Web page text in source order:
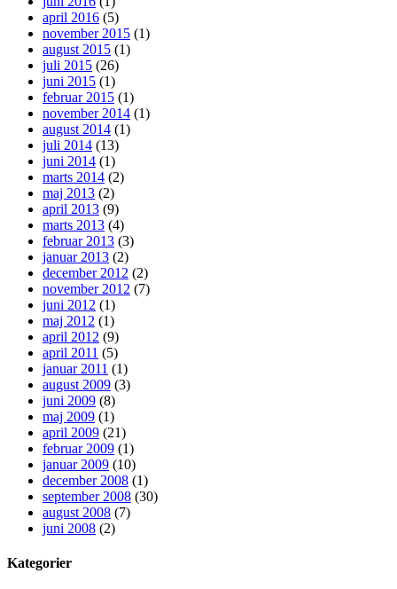
april 2016 (5)
november 2015 (1)
august 2015 (1)
juli 2015 (26)
juni 2015 (1)
februar 2015 (1)
november 2014 (1)
august 2014 (1)
juli 2014 (13)
juni 2014 (1)
marts 2014 (2)
maj 2013 (2)
april 2013 (9)
marts 2013 (4)
februar 2013 (3)
januar 2013 (2)
december 2012 (2)
november 2012 (7)
juni 2012 (1)
maj 2012 (1)
april 2012 (9)
april 2011 (5)
januar 2011 (1)
august 2009 (3)
juni 2009 (8)
maj 2009 (1)
april 2009 (21)
februar 2009 (1)
januar 2009 (10)
december 2008 (1)
september 2008 (30)
august 2008 (7)
juni 2008 (2)
Kategorier